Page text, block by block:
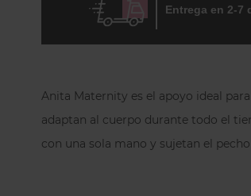
Entrega en 2-7
Anita Maternity es el apoyo ideal
adaptan al cuerpo durante todo el
con una sola mano y sujetan el